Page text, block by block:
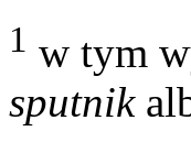
1 w tym
sputnik